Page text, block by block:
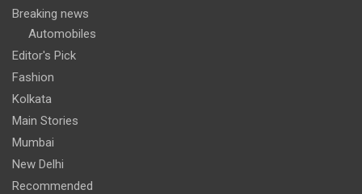
Breaking news
Automobiles
Editor's Pick
Fashion
Kolkata
Main Stories
Mumbai
New Delhi
Recommended